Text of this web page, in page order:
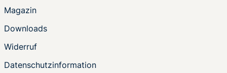
Magazin
Downloads
Widerruf
Datenschutzinformation